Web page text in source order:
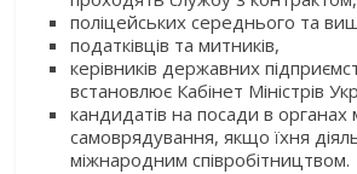
поліцейських середнього та
податківців та митників,
керівників державних
встановлює Кабінет Міністрів
кандидатів на посади в органах
самоврядування, якщо їхня
міжнародним співробітництвом.